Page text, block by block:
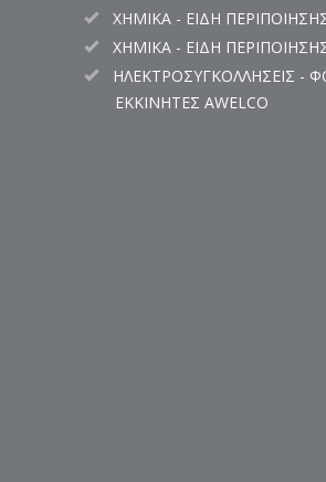
ΧΗΜΙΚΑ - ΕΙΔΗ
ΧΗΜΙΚΑ - ΕΙΔΗ ΠΕΡΙΠΟΙΗΣΗΣ
ΗΛΕΚΤΡΟΣΥΓΚΟΛΛΗΣΕΙΣ -
ΕΚΚΙΝΗΤΕΣ AWELCO